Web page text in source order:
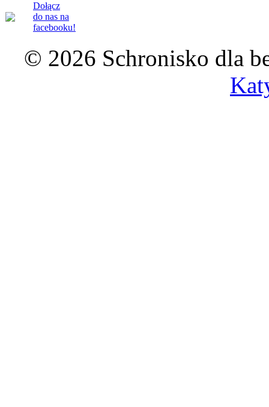
Dołącz
do nas na
facebooku!
© 2026 Schronisko dla